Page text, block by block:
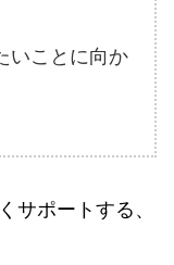
いことに向か
サポートする、